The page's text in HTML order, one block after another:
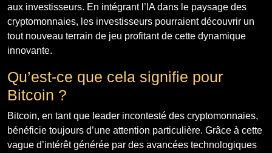
aux investisseurs. En intégrant l’IA dans le paysage des
cryptomonnaies, les investisseurs pourraient découvrir un
tout nouveau terrain de jeu profitant de cette dynamique
innovante.
Qu’est-ce que cela signifie pour
Bitcoin ?
Bitcoin, en tant que leader incontesté des cryptomonnaies,
bénéficie toujours d’une attention particulière. Grâce à cette
vague d’intérêt générée par des avancées technologiques